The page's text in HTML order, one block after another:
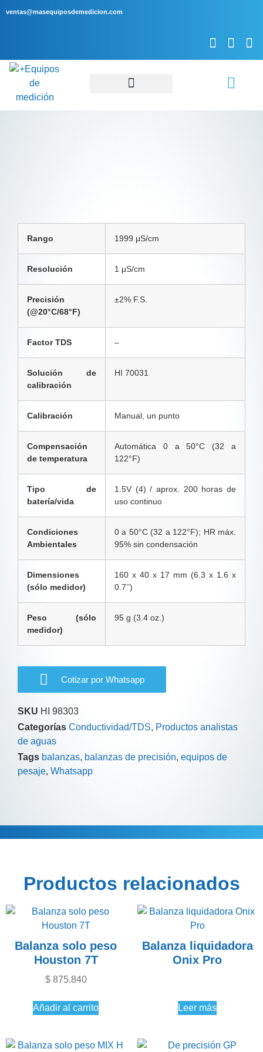
ventas@masequiposdemedicion.com
Rango 1999 μS/cm
Resolución 1 μS/cm
Precisión
(@20°C/68°F)
±2% F.S.
Factor TDS –
Solución de
calibración
HI 70031
Calibración Manual, un punto
Compensación
de temperatura
Automática 0 a 50°C (32 a
122°F)
Tipo de
batería/vida
1.5V (4) / aprox. 200 horas de
uso continuo
Condiciones
Ambientales
0 a 50°C (32 a 122°F); HR máx.
95% sin condensación
Dimensiones
(sólo medidor)
160 x 40 x 17 mm (6.3 x 1.6 x
0.7’’)
Peso (sólo
medidor)
95 g (3.4 oz.)
Cotizar por Whatsapp
SKU HI 98303
Categorías Conductividad/TDS, Productos analistas
de aguas
Tags balanzas, balanzas de precisión, equipos de
pesaje, Whatsapp
Descripción
Productos relacionados
Balanza solo peso
Houston 7T
$875.840
Añadir al carrito
Balanza liquidadora
Onix Pro
Leer más